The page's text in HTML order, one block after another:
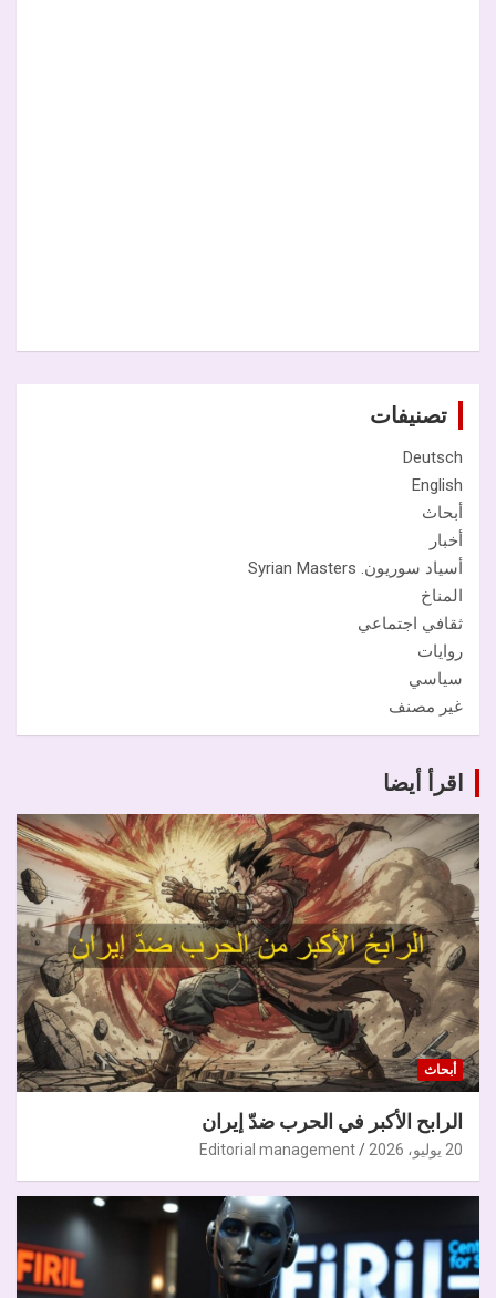
تصنيفات
Deutsch
English
أبحاث
أخبار
أسياد سوريون. Syrian Masters
المناخ
ثقافي اجتماعي
روايات
سياسي
غير مصنف
اقرأ أيضا
أبحاث
الرابح الأكبر في الحرب ضدّ إيران
20 يوليو، 2026 Editorial management